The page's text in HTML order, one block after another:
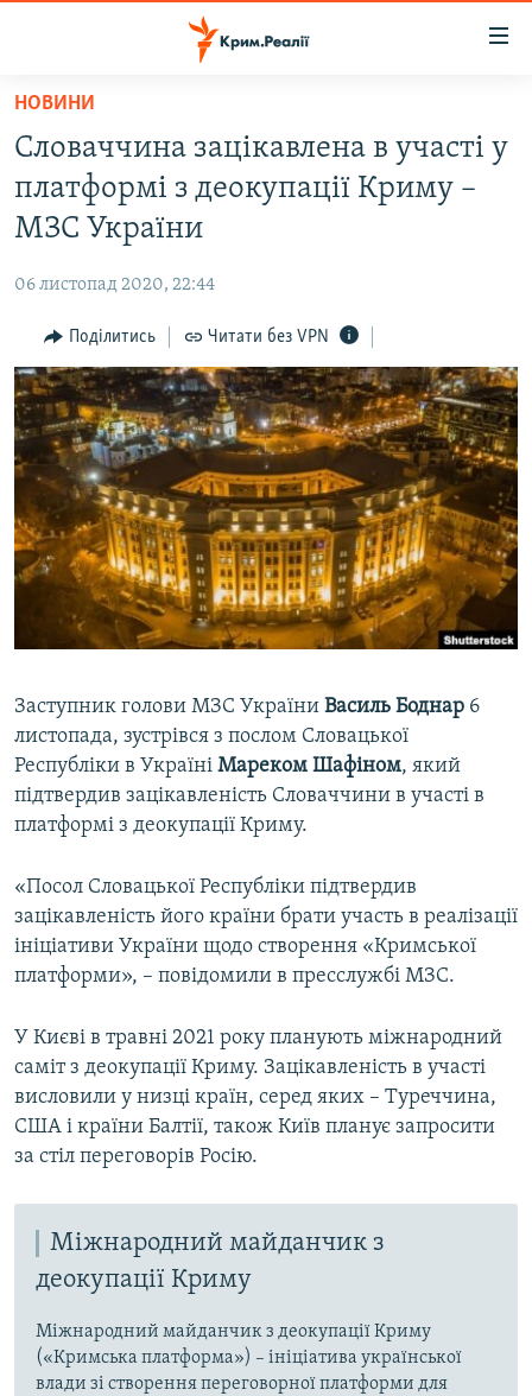
Перейти
основного
матеріалу
Перейти
до
основної
Перейти
до
пошуку
ВОДА.КРИМ
ВІДЕО ТА ФОТО
БЛОГИ
ПОГЛЯД
ІНТЕРВ'Ю
ВСЕ ЗА ДЕНЬ
СПЕЦПРОЕКТИ
ДЕПОРТАЦІЯ
ВІДЕОУРОКИ «ELIFBE»
СВІДЧЕННЯ ОКУПАЦІЇ
УКРАЇНСЬКА ПРОБЛЕМА КРИМУ
ЯК ОБІЙТИ БЛОКУВАННЯ
Русский
Qırımtatar
Усі сайти RFE/RL
НОВИНИ
Словаччина зацікавлена в участі у
платформі з деокупації Криму –
МЗС України
06 листопад 2020, 22:44
Поділитись Читати без VPN
Заступник голови МЗС України Василь Боднар 6
листопада, зустрівся з послом Словацької
Республіки в Україні Мареком Шафіном, який
підтвердив зацікавленість Словаччини в участі в
платформі з деокупації Криму.
«Посол Словацької Республіки підтвердив
зацікавленість його країни брати участь в реалізації
ініціативи України щодо створення «Кримської
платформи», – повідомили в пресслужбі МЗС.
У Києві в травні 2021 року планують міжнародний
саміт з деокупації Криму. Зацікавленість в участі
висловили у низці країн, серед яких – Туреччина,
США і країни Балтії, також Київ планує запросити
за стіл переговорів Росію.
Міжнародний майданчик з
деокупації Криму
Міжнародний майданчик з деокупації Криму
(«Кримська платформа») – ініціатива української
влади зі створення переговорної платформи для